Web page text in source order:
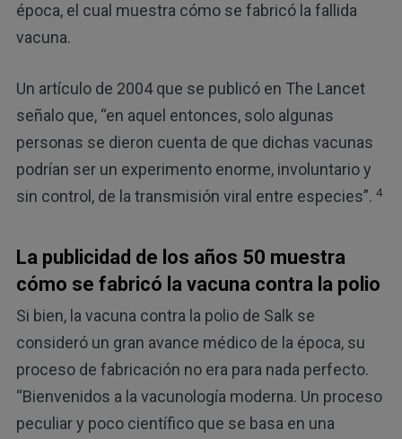
época, el cual muestra cómo se fabricó la fallida
vacuna.
Un artículo de 2004 que se publicó en The Lancet
señalo que, “en aquel entonces, solo algunas
personas se dieron cuenta de que dichas vacunas
podrían ser un experimento enorme, involuntario y
sin control, de la transmisión viral entre especies”. 4
La publicidad de los años 50 muestra
cómo se fabricó la vacuna contra la polio
Si bien, la vacuna contra la polio de Salk se
consideró un gran avance médico de la época, su
proceso de fabricación no era para nada perfecto.
“Bienvenidos a la vacunología moderna. Un proceso
peculiar y poco científico que se basa en una